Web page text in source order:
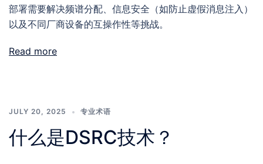
部署需要解决频谱分配、信息安全（如防止虚假消息注入）
以及不同厂商设备的互操作性等挑战。
Read more
JULY 20, 2025 专业术语
什么是DSRC技术？